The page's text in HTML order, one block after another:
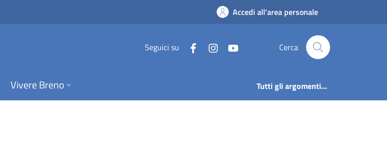
Accedi all'area personale
Seguici su Cerca
Vivere Breno Tutti gli argomenti...